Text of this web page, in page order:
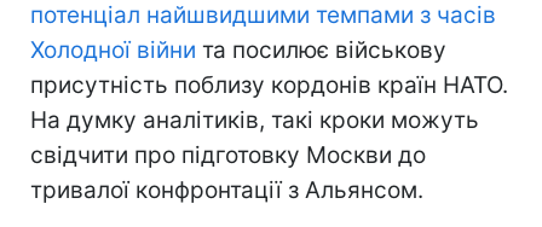
потенціал найшвидшими темпами з часів
Холодної війни та посилює військову
присутність поблизу кордонів країн НАТО.
На думку аналітиків, такі кроки можуть
свідчити про підготовку Москви до
тривалої конфронтації з Альянсом.